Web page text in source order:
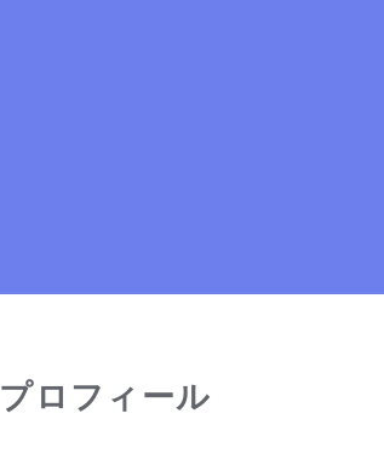
プロフィール